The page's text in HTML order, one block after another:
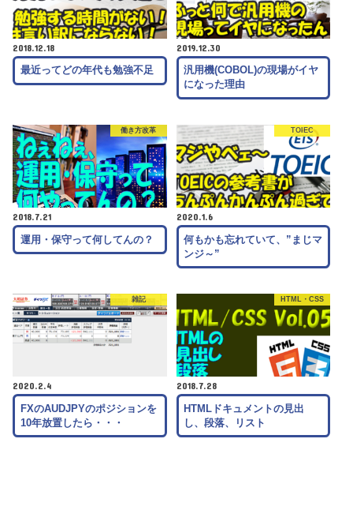
2018.12.18
最近ってどの年代も勉強不足
2019.12.30
汎用機(COBOL)の現場がイヤ
になった理由
働き方改革
2018.7.21
運用・保守って何してんの？
TOIEC
2020.1.6
何もかも忘れていて、”まじマ
ンジ～”
雑記
2020.2.4
FXのAUDJPYのポジションを
10年放置したら・・・
HTML・CSS
2018.7.28
HTMLドキュメントの見出
し、段落、リスト